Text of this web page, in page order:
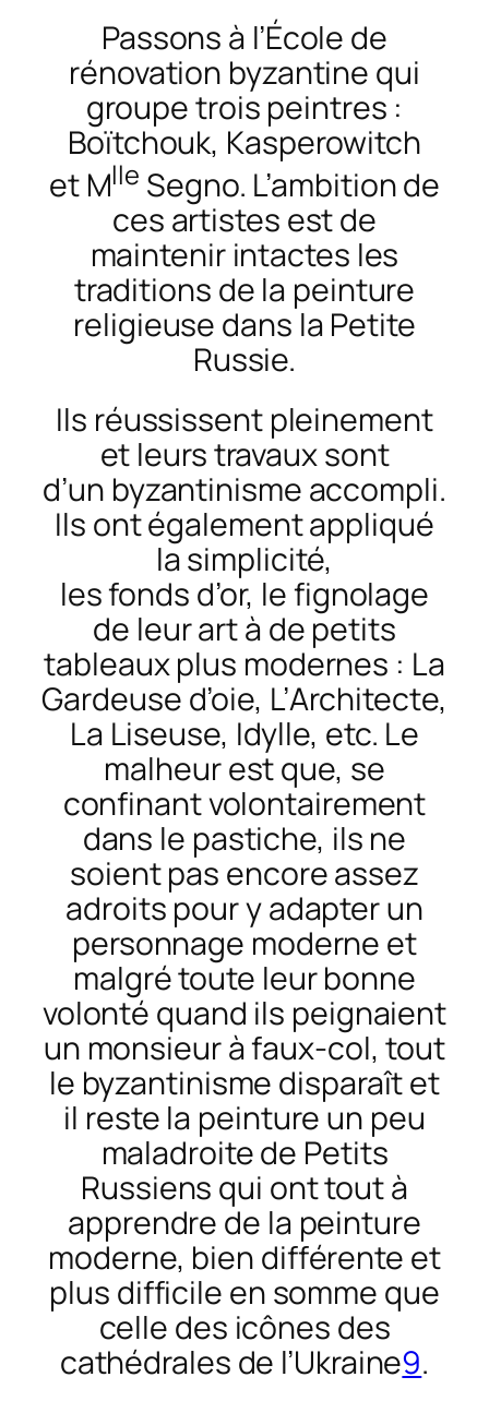
Passons à l’École de
rénovation byzantine qui
groupe trois peintres :
Boïtchouk, Kasperowitch
et Mlle Segno. L’ambitionde
ces artistes est de
maintenir intactes les
traditions de la peinture
religieuse dans la Petite
Russie.
Ils réussissent pleinement
et leurs travauxsont
d’un byzantinisme accompli.
Ils ont également appliqué
lasimplicité,
lesfonds d’or, le fignolage
de leur art à de petits
tableaux plus modernes : La
Gardeuse d’oie, L’Architecte,
La Liseuse, Idylle, etc. Le
malheur est que, se
confinant volontairement
dans le pastiche, ils ne
soient pas encore assez
adroits pour y adapter un
personnage moderne et
malgré toute leur bonne
volonté quand ils peignaient
un monsieur à faux-col, tout
le byzantinisme disparaît et
il reste la peinture un peu
maladroite de Petits
Russiens qui ont tout à
apprendre de la peinture
moderne, bien différente et
plus difficile en somme que
celle des icônes des
cathédrales de l’Ukraine9.